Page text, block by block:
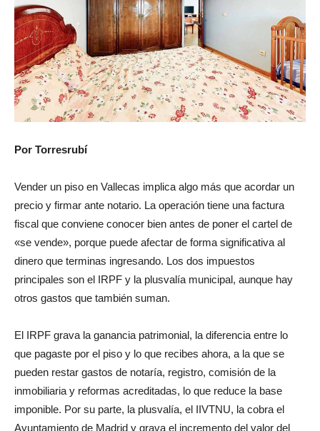
Por Torresrubí
Vender un piso en Vallecas implica algo más que acordar un
precio y firmar ante notario. La operación tiene una factura
fiscal que conviene conocer bien antes de poner el cartel de
«se vende», porque puede afectar de forma significativa al
dinero que terminas ingresando. Los dos impuestos
principales son el IRPF y la plusvalía municipal, aunque hay
otros gastos que también suman.
El IRPF grava la ganancia patrimonial, la diferencia entre lo
que pagaste por el piso y lo que recibes ahora, a la que se
pueden restar gastos de notaría, registro, comisión de la
inmobiliaria y reformas acreditadas, lo que reduce la base
imponible. Por su parte, la plusvalía, el IIVTNU, la cobra el
Ayuntamiento de Madrid y grava el incremento del valor del